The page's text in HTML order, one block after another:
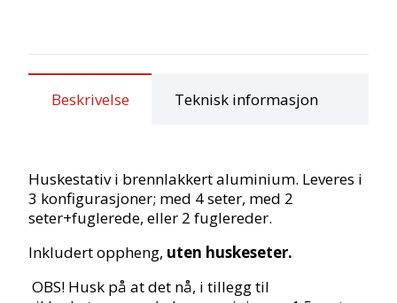
Beskrivelse Teknisk informasjon
Huskestativ i brennlakkert aluminium. Leveres i
3 konfigurasjoner; med 4 seter, med 2
seter+fuglerede, eller 2 fuglereder.
Inkludert oppheng, uten huskeseter.
OBS! Husk på at det nå, i tillegg til